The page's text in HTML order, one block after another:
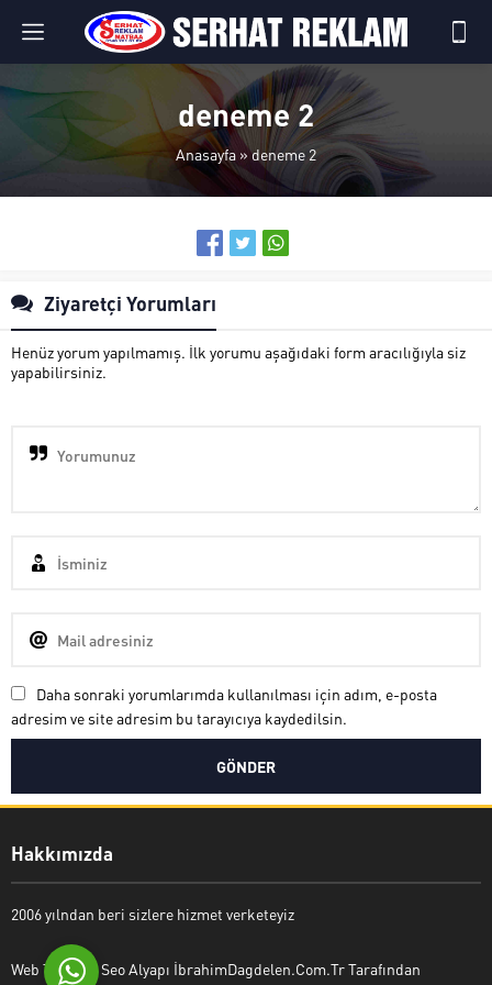
deneme 2
Anasayfa »deneme 2
Ziyaretçi Yorumları
Henüz yorum yapılmamış. İlk yorumu aşağıdaki form aracılığıyla siz
yapabilirsiniz.
Daha sonraki yorumlarımda kullanılması için adım, e-posta
adresim ve site adresim bu tarayıcıya kaydedilsin.
Hakkımızda
2006 yılndan beri sizlere hizmet verketeyiz
Web Tasarım Seo Alyapı İbrahimDagdelen.Com.Tr Tarafından
Nuri Bozkurt